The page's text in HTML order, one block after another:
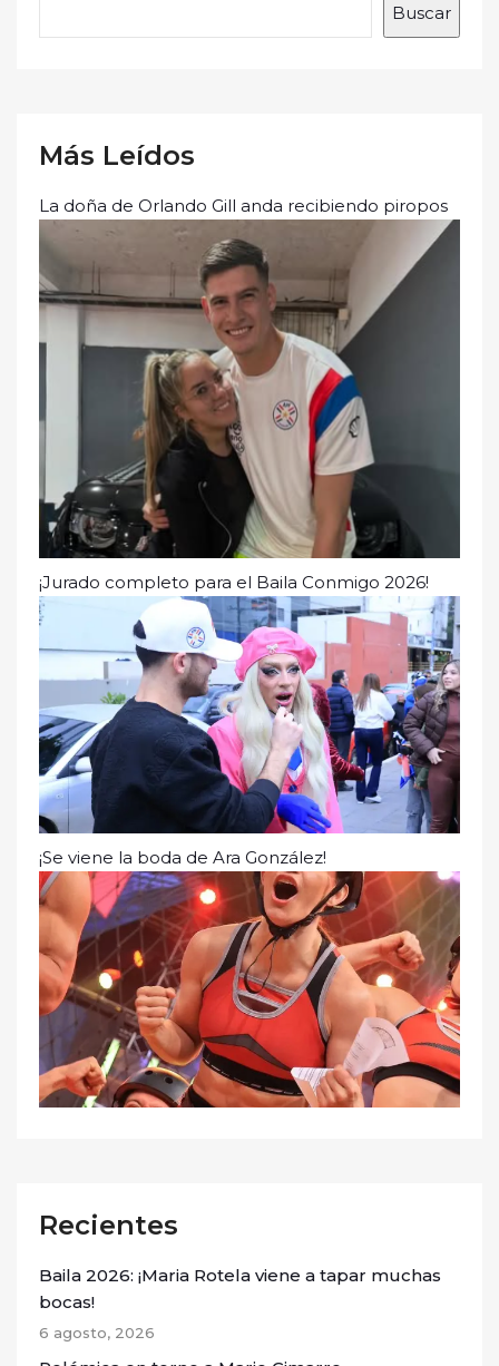
Buscar
Más Leídos
La doña de Orlando Gill anda recibiendo piropos
¡Jurado completo para el Baila Conmigo 2026!
¡Se viene la boda de Ara González!
Recientes
Baila 2026: ¡Maria Rotela viene a tapar muchas
bocas!
6 agosto, 2026